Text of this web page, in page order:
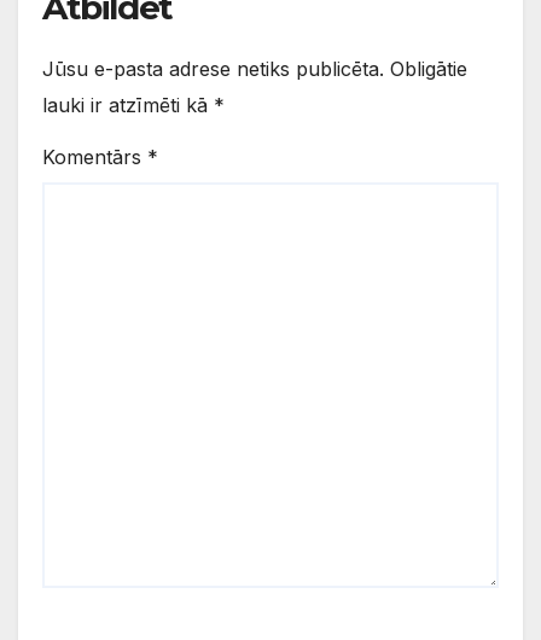
Jūsu e-pasta adrese netiks publicēta. Obligātie
lauki ir atzīmēti kā *
Komentārs *